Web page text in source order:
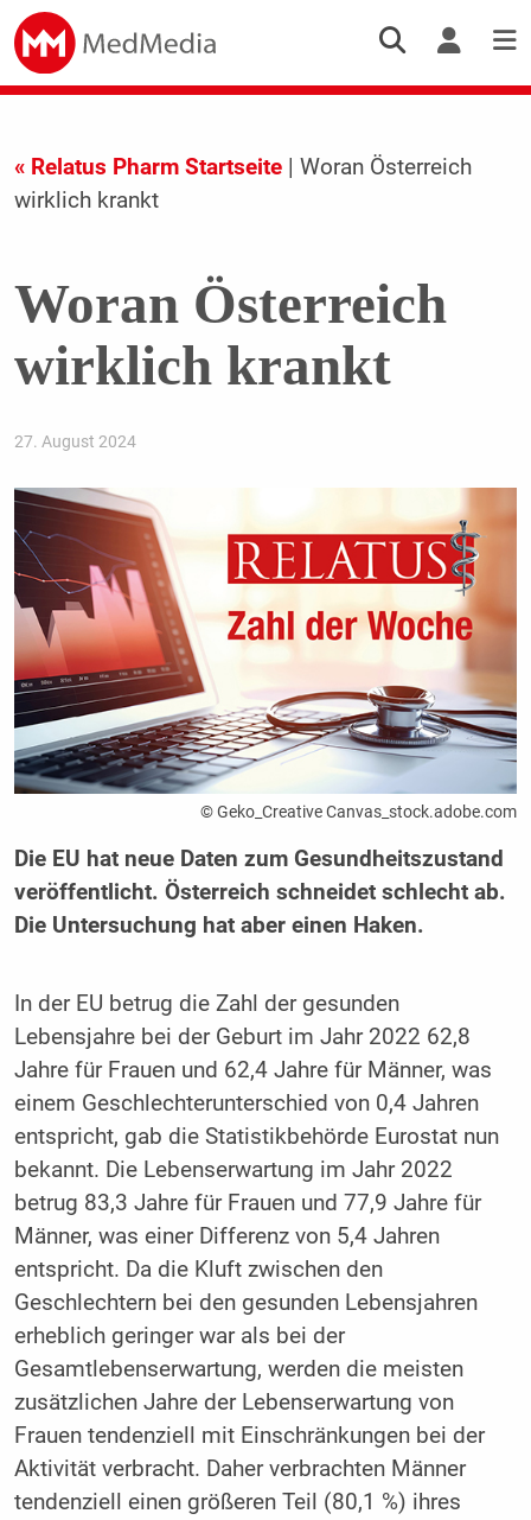
« Relatus Pharm Startseite| Woran Österreich
wirklich krankt
Woran Österreich
wirklich krankt
27. August 2024
© Geko_Creative Canvas_stock.adobe.com
Die EU hat neue Daten zum Gesundheitszustand
veröffentlicht. Österreich schneidet schlecht ab.
Die Untersuchung hat aber einen Haken.
In der EU betrug die Zahl der gesunden
Lebensjahre bei der Geburt im Jahr 2022 62,8
Jahre für Frauen und 62,4 Jahre für Männer, was
einem Geschlechterunterschied von 0,4 Jahren
entspricht, gab die Statistikbehörde Eurostat nun
bekannt. Die Lebenserwartung im Jahr 2022
betrug 83,3 Jahre für Frauen und 77,9 Jahre für
Männer, was einer Differenz von 5,4 Jahren
entspricht. Da die Kluft zwischen den
Geschlechtern bei den gesunden Lebensjahren
erheblich geringer war als bei der
Gesamtlebenserwartung, werden die meisten
zusätzlichen Jahre der Lebenserwartung von
Frauen tendenziell mit Einschränkungen bei der
Aktivität verbracht. Daher verbrachten Männer
tendenziell einen größeren Teil (80,1 %) ihres